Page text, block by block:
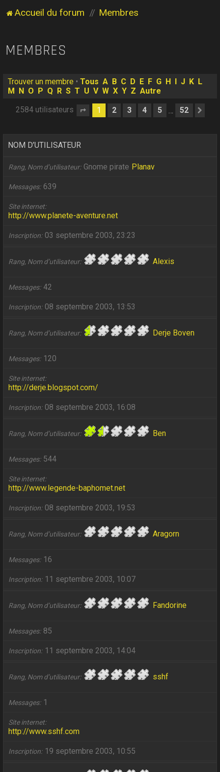
Accueil du forum Membres
MEMBRES
Trouver un membre •Tous A B C D E F G H J K L
M
N O P Q R S T U V W X Y Z Autre
2584 utilisateurs Page 1sur52
1 2 3 4 5 … 52
NOM D’UTILISATEUR
Rang, Nom d’utilisateur Gnome pirate Planav
Messages 639
Site internet
http://www.planete-aventure.net
Inscription 03 septembre 2003, 23:23
Rang, Nom d’utilisateur Alexis
Messages 42
Inscription 08 septembre 2003, 13:53
Rang, Nom d’utilisateur Derje Boven
Messages 120
Site internet
http://derje.blogspot.com/
Inscription 08 septembre 2003, 16:08
Rang, Nom d’utilisateur Ben
Messages 544
Site internet
http://www.legende-baphomet.net
Inscription 08 septembre 2003, 19:53
Rang, Nom d’utilisateur Aragorn
Messages 16
Inscription 11 septembre 2003, 10:07
Rang, Nom d’utilisateur Fandorine
Messages 85
Inscription 11 septembre 2003, 14:04
Rang, Nom d’utilisateur sshf
Messages 1
Site internet
http://www.sshf.com
Inscription 19 septembre 2003, 10:55